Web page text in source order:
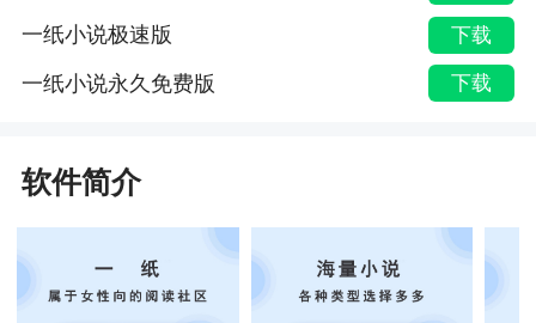
一纸小说极速版 下载
一纸小说永久免费版 下载
软件简介